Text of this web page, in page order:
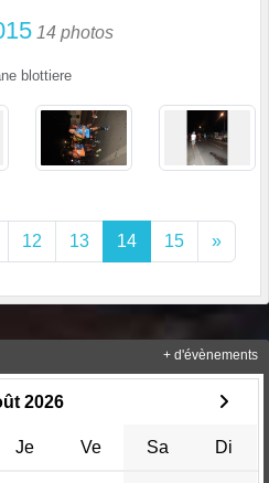
14 photos
blottiere
12 13 14 15 »
2026
Je Ve Sa Di
+ d'évènements